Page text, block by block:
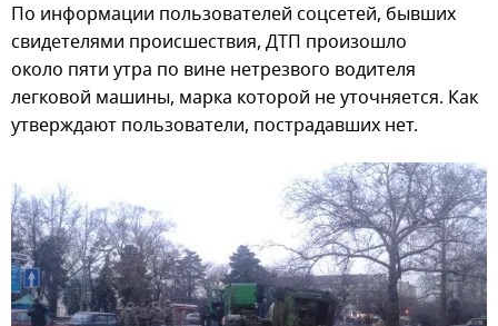
По информации пользователей соцсетей, бывших
свидетелями происшествия, ДТП произошло
около пяти утра по вине нетрезвого водителя
легковой машины, марка которой не уточняется. Как
утверждают пользователи, пострадавших нет.